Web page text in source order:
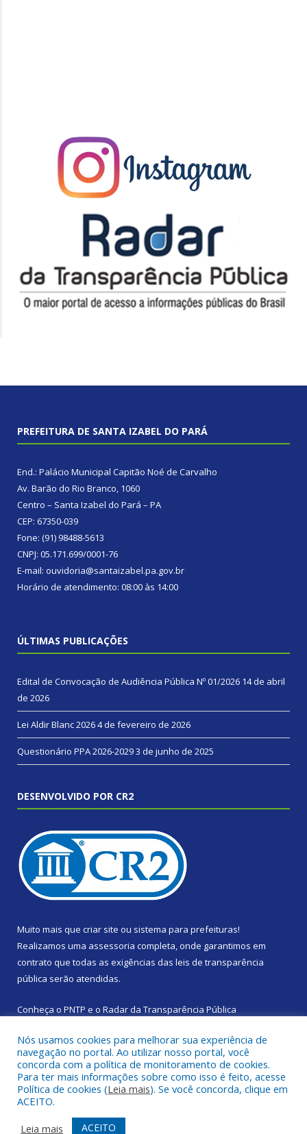
PREFEITURA DE SANTA IZABEL DO PARÁ
End.: Palácio Municipal Capitão Noé de Carvalho
Av. Barão do Rio Branco, 1060
Centro – Santa Izabel do Pará – PA
CEP: 67350-039
Fone: (91) 98488-5613
CNPJ: 05.171.699/0001-76
E-mail: ouvidoria@santaizabel.pa.gov.br
Horário de atendimento: 08:00 às 14:00
ÚLTIMAS PUBLICAÇÕES
Edital de Convocação de Audiência Pública Nº 01/2026 14 de abril
de 2026
Lei Aldir Blanc 20264 de fevereiro de 2026
Questionário PPA 2026-20293 de junho de 2025
DESENVOLVIDO POR CR2
Muito mais que criar site ou sistema para prefeituras!
Realizamos uma assessoria completa, onde garantimos em
contrato que todas as exigências das leis de transparência
pública serão atendidas.
Conheça o PNTP e o Radar da Transparência Pública
Todos os direitos reservados a Prefeitura Municipal de Santa
Izabel do Pará.
Mapa do Site
Acessar Área Administrativa
Nós usamos cookies para melhorar sua experiência de
navegação no portal. Ao utilizar nosso portal, você
concorda com a política de monitoramento de cookies.
Para ter mais informações sobre como isso é feito, acesse
Política de cookies (Leia mais). Se você concorda, clique em
ACEITO.
Leia mais
ACEITO